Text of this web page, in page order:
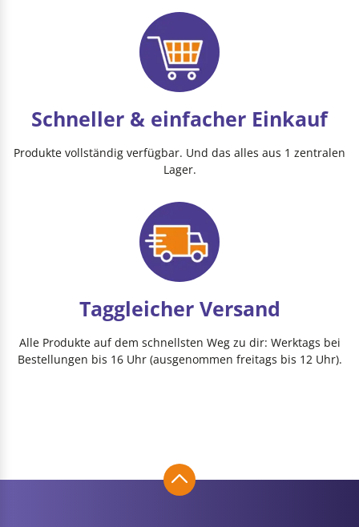
Schneller & einfacher Einkauf
Produkte vollständig verfügbar. Und das alles aus 1 zentralen
Lager.
Taggleicher Versand
Alle Produkte auf dem schnellsten Weg zu dir: Werktags bei
Bestellungen bis 16 Uhr (ausgenommen freitags bis 12 Uhr).